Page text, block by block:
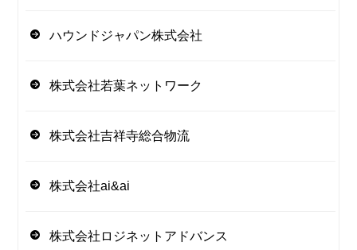
ハウンドジャパン株式会社
株式会社若葉ネットワーク
株式会社吉祥寺総合物流
株式会社ai&ai
株式会社ロジネットアドバンス